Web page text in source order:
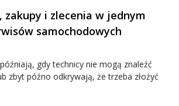
zakupy i zlecenia w jednym
samochodowych
gdy technicy nie mogą znaleźć
zbyt późno odkrywają, że trzeba złożyć